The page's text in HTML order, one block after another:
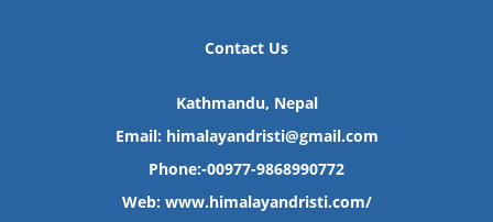
Contact Us
Kathmandu, Nepal
Email: himalayandristi@gmail.com
Phone:-00977-9868990772
Web: www.himalayandristi.com/